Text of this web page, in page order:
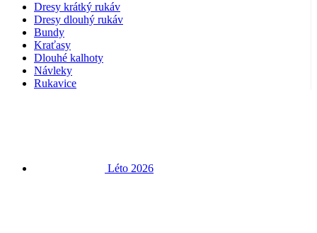
Dresy krátký rukáv
Dresy dlouhý rukáv
Bundy
Kraťasy
Dlouhé kalhoty
Návleky
Rukavice